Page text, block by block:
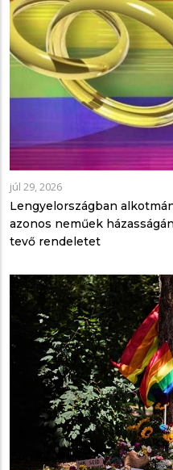
júl 29, 2026
Lengyelországban
azonos neműek
tevő rendeletet